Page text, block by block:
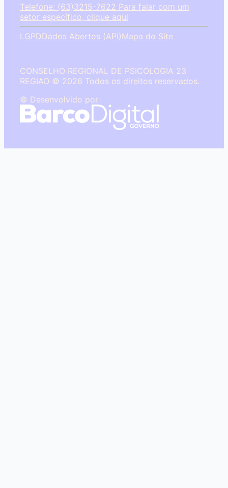
Telefone: (63)3215-7622 Para falar com um
setor específico, clique aqui
LGPDDados Abertos (API)Mapa do Site
CONSELHO REGIONAL DE PSICOLOGIA 23
REGIAO © 2026 Todos os direitos reservados.
© Desenvolvido por